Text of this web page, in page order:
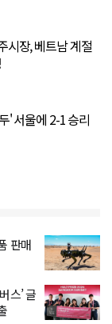
시장, 베트남 계절
' 서울에 2-1 승리
판매
스’ 글